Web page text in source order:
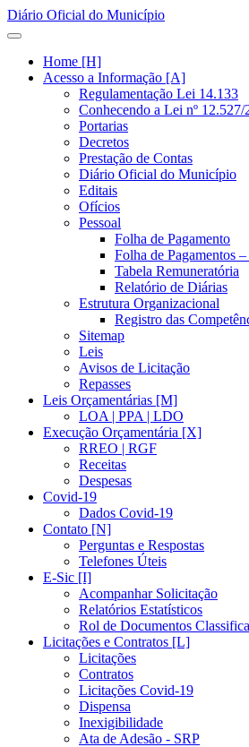
Diário Oficial do Município
Home [H]
Acesso a Informação [A]
Regulamentação Lei 14.133
Conhecendo a Lei nº 12.527/
Portarias
Decretos
Prestação de Contas
Diário Oficial do Município
Editais
Ofícios
Pessoal
Folha de Pagamento
Folha de Pagamentos
Tabela Remuneratória
Relatório de Diárias
Estrutura Organizacional
Registro das
Sitemap
Leis
Avisos de Licitação
Repasses
Leis Orçamentárias [M]
LOA | PPA | LDO
Execução Orçamentária [X]
RREO | RGF
Receitas
Despesas
Covid-19
Dados Covid-19
Contato [N]
Perguntas e Respostas
Telefones Úteis
E-Sic [I]
Acompanhar Solicitação
Relatórios Estatísticos
Rol de Documentos
Licitações e Contratos [L]
Licitações
Contratos
Licitações Covid-19
Dispensa
Inexigibilidade
Ata de Adesão - SRP